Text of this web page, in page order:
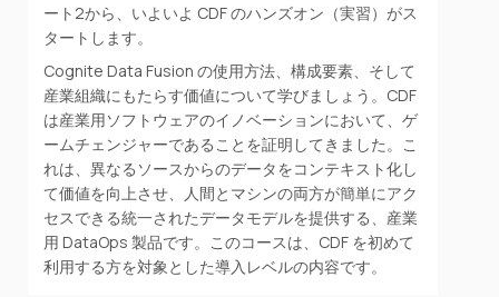
ート2から、いよいよ CDF のハンズオン（実習）がス
タートします。
Cognite Data Fusion の使用方法、構成要素、そして
産業組織にもたらす価値について学びましょう。CDF
は産業用ソフトウェアのイノベーションにおいて、ゲ
ームチェンジャーであることを証明してきました。こ
れは、異なるソースからのデータをコンテキスト化し
て価値を向上させ、人間とマシンの両方が簡単にアク
セスできる統一されたデータモデルを提供する、産業
用 DataOps 製品です。このコースは、CDF を初めて
利用する方を対象とした導入レベルの内容です。